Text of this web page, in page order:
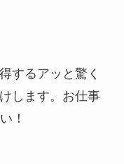
するアッと驚く
します。お仕事
！